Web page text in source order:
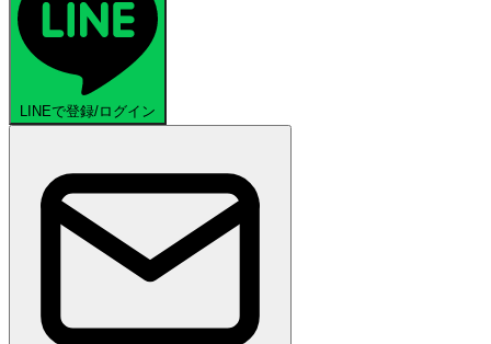
LINEで登録/ログイン